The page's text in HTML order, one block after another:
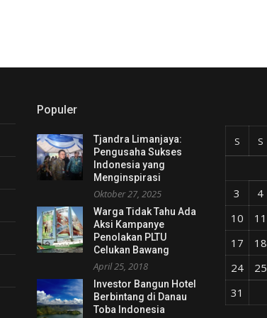
Populer
Tjandra Limanjaya:
Pengusaha Sukses
Indonesia yang
Menginspirasi
Oktober 27, 2025
Warga Tidak Tahu Ada
Aksi Kampanye
Penolakan PLTU
Celukan Bawang
April 25, 2018
Investor Bangun Hotel
Berbintang di Danau
Toba Indonesia
S S
3
4
10
11
17
18
24
25
31